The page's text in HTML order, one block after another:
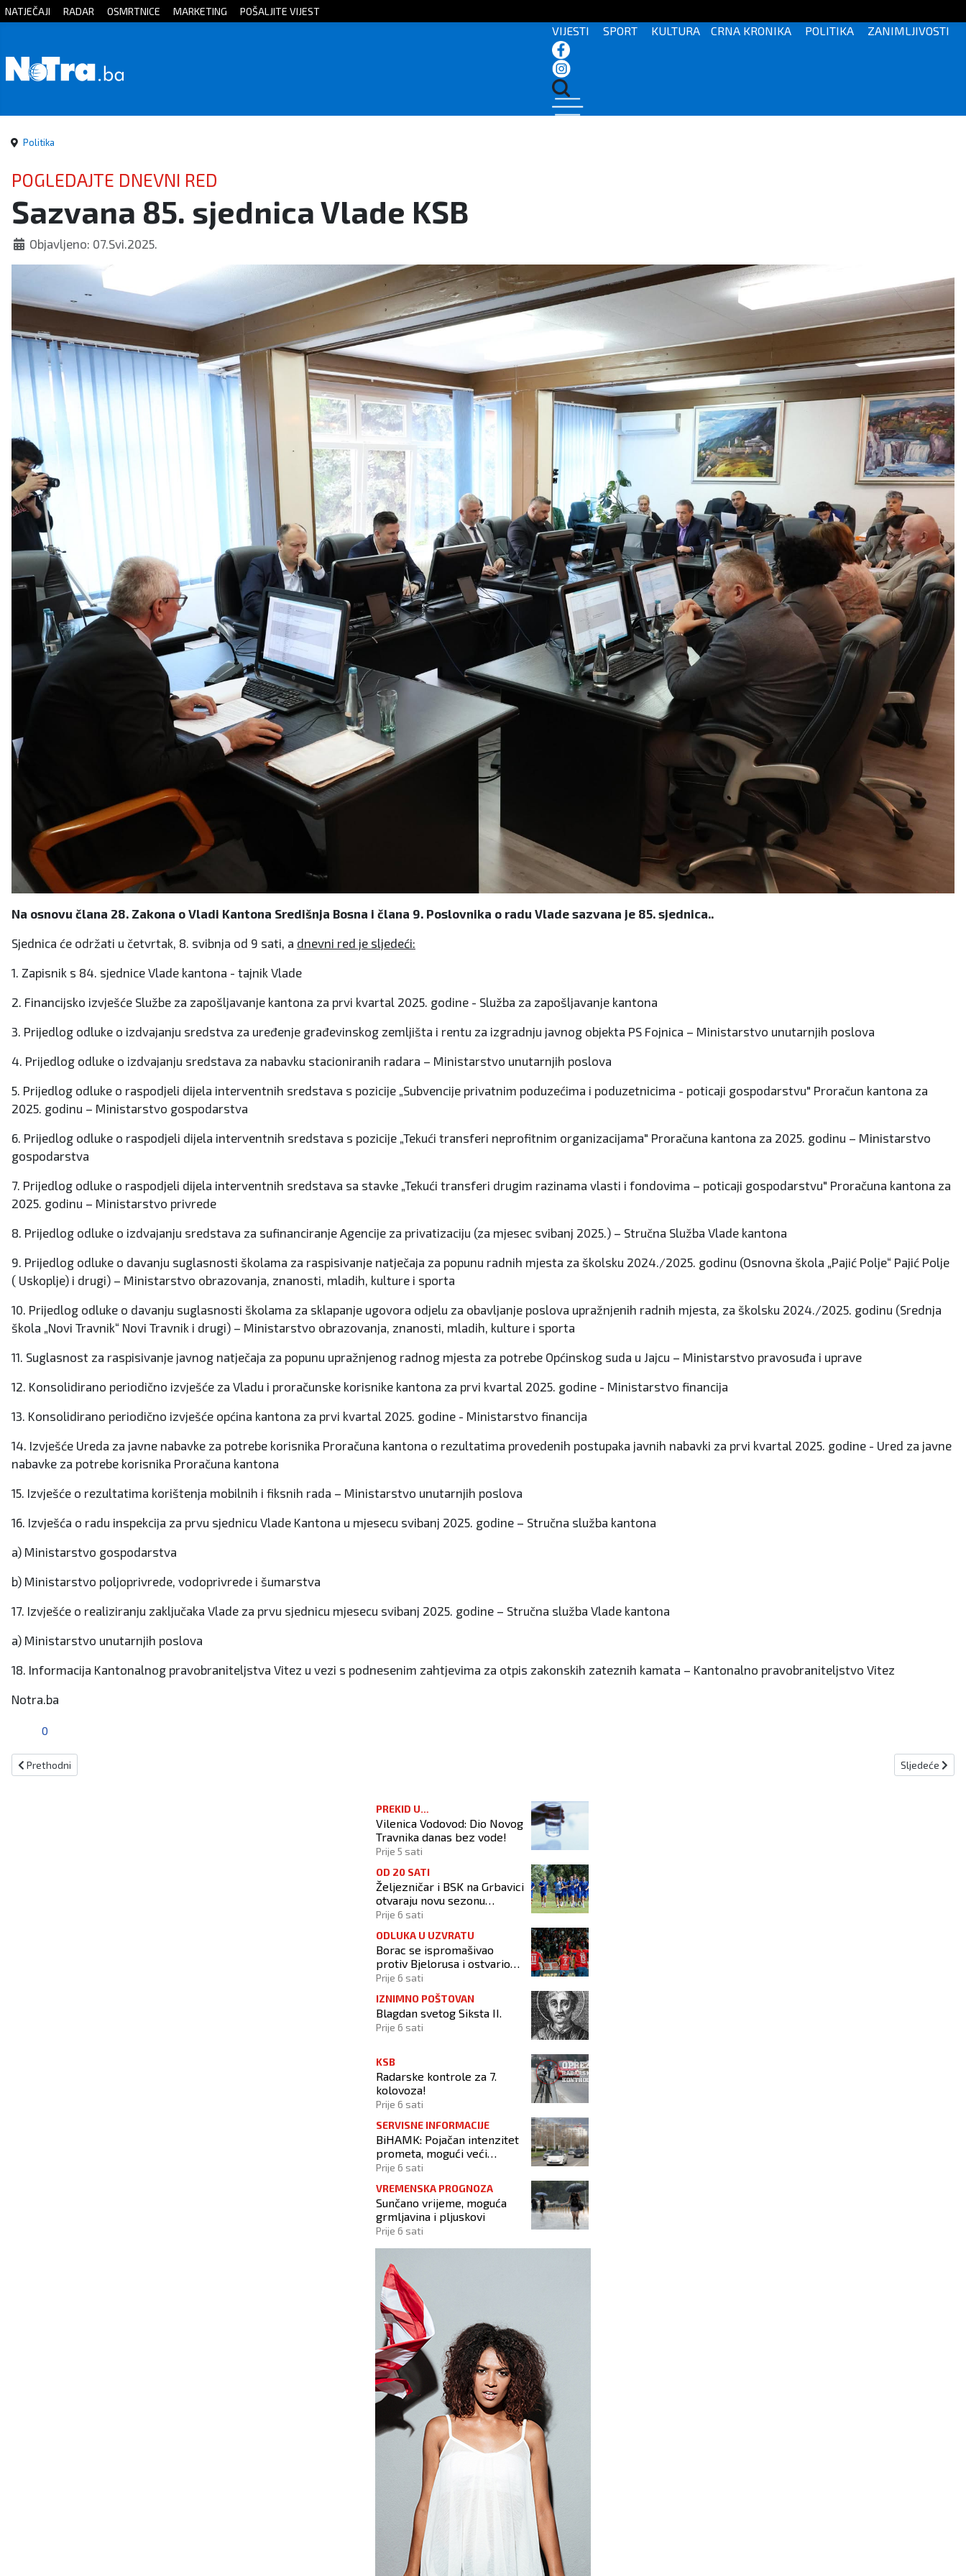
Početna
Sport
Kultura
Crna
kronika
Politika
Zanimljivosti
NATJEČAJI RADAR OSMRTNICE MARKETING POŠALJITE VIJEST
VIJESTI SPORT KULTURA CRNA KRONIKA POLITIKA ZANIMLJIVOSTI
Politika
POGLEDAJTE DNEVNI RED
Sazvana 85. sjednica Vlade KSB
Objavljeno: 07.Svi.2025.
Na osnovu člana 28. Zakona o Vladi Kantona Središnja Bosna i člana 9. Poslovnika o radu Vlade sazvana je 85. sjednica..
Sjednica će održati u četvrtak, 8. svibnja od 9 sati, a dnevni red je sljedeći:
1. Zapisnik s 84. sjednice Vlade kantona - tajnik Vlade
2. Financijsko izvješće Službe za zapošljavanje kantona za prvi kvartal 2025. godine - Služba za zapošljavanje kantona
3. Prijedlog odluke o izdvajanju sredstva za uređenje građevinskog zemljišta i rentu za izgradnju javnog objekta PS Fojnica – Ministarstvo unutarnjih poslova
4. Prijedlog odluke o izdvajanju sredstava za nabavku stacioniranih radara – Ministarstvo unutarnjih poslova
5. Prijedlog odluke o raspodjeli dijela interventnih sredstava s pozicije „Subvencije privatnim poduzećima i poduzetnicima - poticaji gospodarstvu" Proračun kantona za
2025. godinu – Ministarstvo gospodarstva
6. Prijedlog odluke o raspodjeli dijela interventnih sredstava s pozicije „Tekući transferi neprofitnim organizacijama" Proračuna kantona za 2025. godinu – Ministarstvo
gospodarstva
7. Prijedlog odluke o raspodjeli dijela interventnih sredstava sa stavke „Tekući transferi drugim razinama vlasti i fondovima – poticaji gospodarstvu" Proračuna kantona za
2025. godinu – Ministarstvo privrede
8. Prijedlog odluke o izdvajanju sredstava za sufinanciranje Agencije za privatizaciju (za mjesec svibanj 2025.) – Stručna Služba Vlade kantona
9. Prijedlog odluke o davanju suglasnosti školama za raspisivanje natječaja za popunu radnih mjesta za školsku 2024./2025. godinu (Osnovna škola „Pajić Polje“ Pajić Polje
( Uskoplje) i drugi) – Ministarstvo obrazovanja, znanosti, mladih, kulture i sporta
10. Prijedlog odluke o davanju suglasnosti školama za sklapanje ugovora odjelu za obavljanje poslova upražnjenih radnih mjesta, za školsku 2024./2025. godinu (Srednja
škola „Novi Travnik“ Novi Travnik i drugi) – Ministarstvo obrazovanja, znanosti, mladih, kulture i sporta
11. Suglasnost za raspisivanje javnog natječaja za popunu upražnjenog radnog mjesta za potrebe Općinskog suda u Jajcu – Ministarstvo pravosuđa i uprave
12. Konsolidirano periodično izvješće za Vladu i proračunske korisnike kantona za prvi kvartal 2025. godine - Ministarstvo financija
13. Konsolidirano periodično izvješće općina kantona za prvi kvartal 2025. godine - Ministarstvo financija
14. Izvješće Ureda za javne nabavke za potrebe korisnika Proračuna kantona o rezultatima provedenih postupaka javnih nabavki za prvi kvartal 2025. godine - Ured za javne
nabavke za potrebe korisnika Proračuna kantona
15. Izvješće o rezultatima korištenja mobilnih i fiksnih rada – Ministarstvo unutarnjih poslova
16. Izvješća o radu inspekcija za prvu sjednicu Vlade Kantona u mjesecu svibanj 2025. godine – Stručna služba kantona
a) Ministarstvo gospodarstva
b) Ministarstvo poljoprivrede, vodoprivrede i šumarstva
17. Izvješće o realiziranju zaključaka Vlade za prvu sjednicu mjesecu svibanj 2025. godine – Stručna služba Vlade kantona
a) Ministarstvo unutarnjih poslova
18. Informacija Kantonalnog pravobraniteljstva Vitez u vezi s podnesenim zahtjevima za otpis zakonskih zateznih kamata – Kantonalno pravobraniteljstvo Vitez
Notra.ba
0
Prethodni članak: Andrea Jurina iz Uskoplja nova predsjednica Mladeži HDZ-a BiH Županija Središnja Bosna
Prethodni Sljedeći
Sljedeće
PREKID U
VODOSNABDIJEVANJU
Vilenica Vodovod: Dio Novog
Travnika danas bez vode!
Prije 5 sati
OD 20 SATI
Željezničar i BSK na Grbavici
otvaraju novu sezonu
nogometnog prvenstva BiH
Prije 6 sati
ODLUKA U UZVRATU
Borac se ispromašivao
protiv Bjelorusa i ostvario
minimalno slavlje
Prije 6 sati
IZNIMNO POŠTOVAN
Blagdan svetog Siksta II.
Prije 6 sati
KSB
Radarske kontrole za 7.
kolovoza!
Prije 6 sati
SERVISNE INFORMACIJE
BiHAMK: Pojačan intenzitet
prometa, mogući veći
zastoji!
Prije 6 sati
VREMENSKA PROGNOZA
Sunčano vrijeme, moguća
grmljavina i pljuskovi
Prije 6 sati